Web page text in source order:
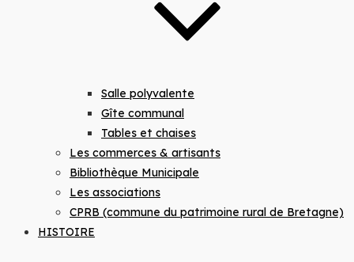
Salle polyvalente
Gîte communal
Tables et chaises
Les commerces & artisants
Bibliothèque Municipale
Les associations
CPRB (commune du patrimoine rural de Bretagne)
HISTOIRE